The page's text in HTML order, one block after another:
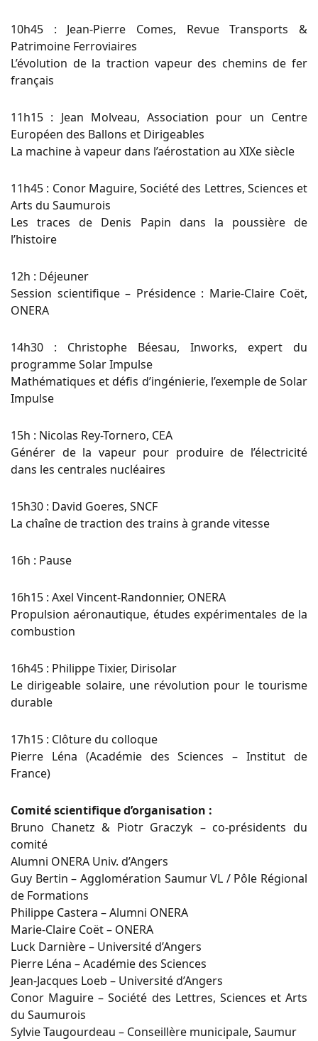
10h45 : Jean-Pierre Comes, Revue Transports &
Patrimoine Ferroviaires
L’évolution de la traction vapeur des chemins de fer
français
11h15 : Jean Molveau, Association pour un Centre
Européen des Ballons et Dirigeables
La machine à vapeur dans l’aérostation au XIXe siècle
11h45 : Conor Maguire, Société des Lettres, Sciences et
Arts du Saumurois
Les traces de Denis Papin dans la poussière de
l’histoire
12h : Déjeuner
Session scientifique – Présidence : Marie-Claire Coët,
ONERA
14h30 : Christophe Béesau, Inworks, expert du
programme Solar Impulse
Mathématiques et défis d’ingénierie, l’exemple de Solar
Impulse
15h : Nicolas Rey-Tornero, CEA
Générer de la vapeur pour produire de l’électricité
dans les centrales nucléaires
15h30 : David Goeres, SNCF
La chaîne de traction des trains à grande vitesse
16h : Pause
16h15 : Axel Vincent-Randonnier, ONERA
Propulsion aéronautique, études expérimentales de la
combustion
16h45 : Philippe Tixier, Dirisolar
Le dirigeable solaire, une révolution pour le tourisme
durable
17h15 : Clôture du colloque
Pierre Léna (Académie des Sciences – Institut de
France)
Comité scientifique d’organisation :
Bruno Chanetz & Piotr Graczyk – co-présidents du
comité
Alumni ONERA Univ. d’Angers
Guy Bertin – Agglomération Saumur VL / Pôle Régional
de Formations
Philippe Castera – Alumni ONERA
Marie-Claire Coët – ONERA
Luck Darnière – Université d’Angers
Pierre Léna – Académie des Sciences
Jean-Jacques Loeb – Université d’Angers
Conor Maguire – Société des Lettres, Sciences et Arts
du Saumurois
Sylvie Taugourdeau – Conseillère municipale, Saumur